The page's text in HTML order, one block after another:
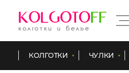
КОЛГОТКИ ЧУЛКИ